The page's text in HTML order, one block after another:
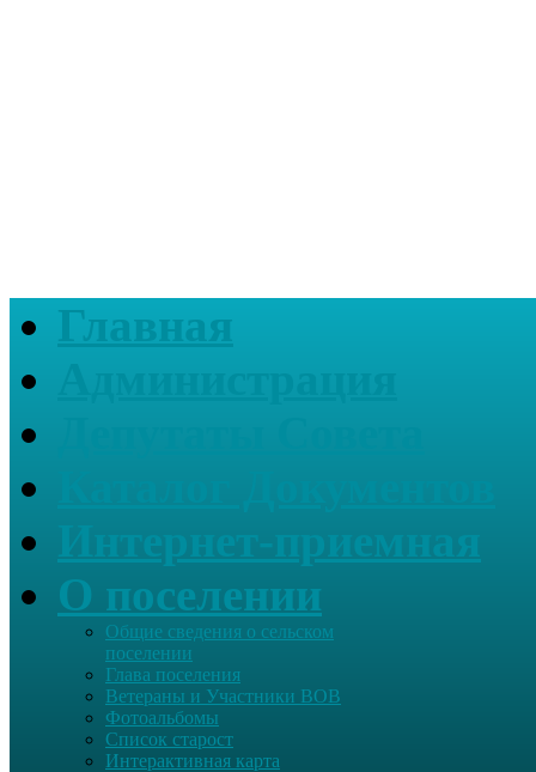
Главная
О поселении
Общие сведения о сельском
поселении
Глава поселения
Ветераны и Участники ВОВ
Фотоальбомы
Список старост
Интерактивная карта